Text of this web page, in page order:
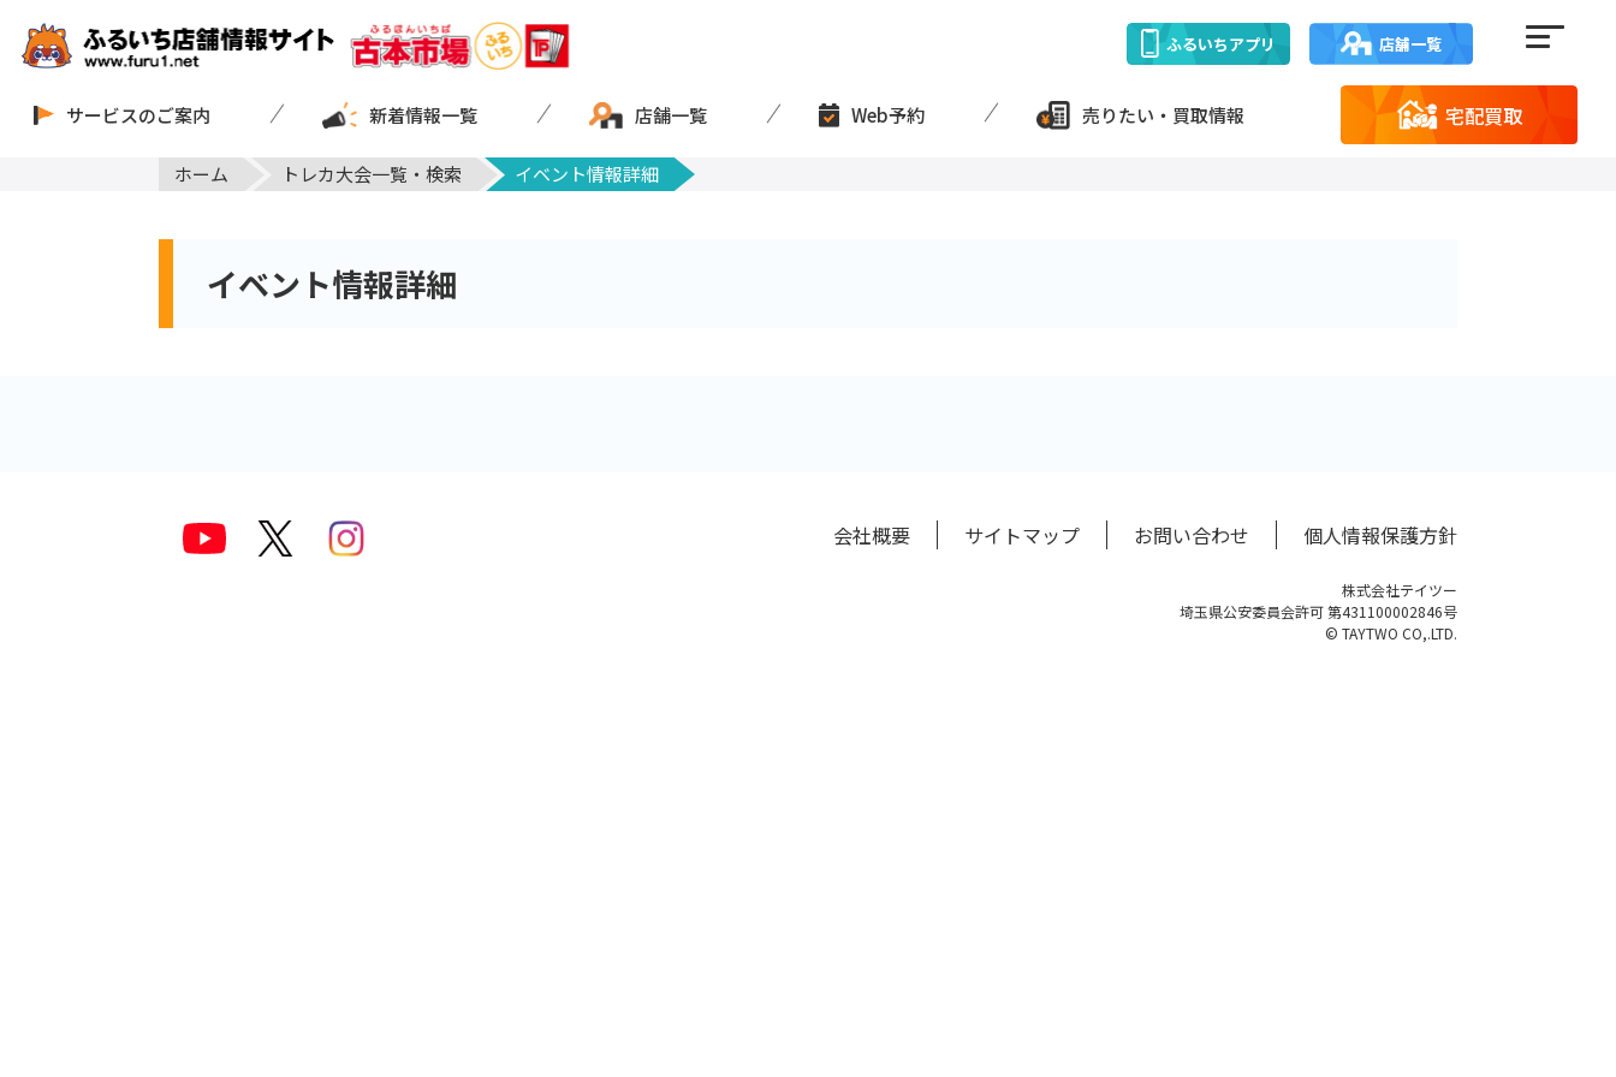
ふるいちアプリ 店舗一覧
サービスのご案内 新着情報一覧 店舗一覧 Web予約 売りたい・買取情報 宅配買取
ホーム トレカ大会一覧・検索 イベント情報詳細
イベント情報詳細
会社概要 サイトマップ お問い合わせ 個人情報保護方針
株式会社テイツー
埼玉県公安委員会許可 第431100002846号
© TAYTWO CO,.LTD.